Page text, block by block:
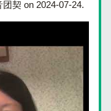
契 on 2024-07-24.